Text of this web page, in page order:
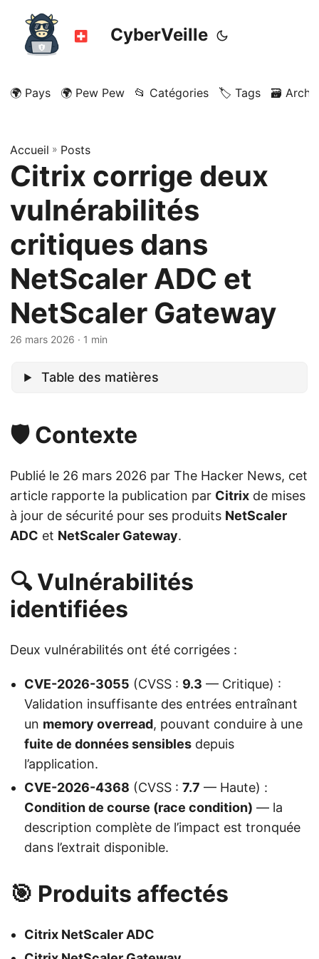
CyberVeille
🌍 Pays 🌍 Pew Pew 📂 Catégories 🏷️ Tags 🗃️
Accueil » Posts
Citrix corrige deux
vulnérabilités
critiques dans
NetScaler ADC et
NetScaler Gateway
26 mars 2026 · 1 min
Table des matières
🛡️ Contexte
Publié le 26 mars 2026 par The Hacker News, cet
article rapporte la publication par Citrix de mises
à jour de sécurité pour ses produits NetScaler
ADC et NetScaler Gateway.
🔍 Vulnérabilités
identifiées
Deux vulnérabilités ont été corrigées :
CVE-2026-3055 (CVSS : 9.3 — Critique) :
Validation insuffisante des entrées entraînant
un memory overread, pouvant conduire à une
fuite de données sensibles depuis
l’application.
CVE-2026-4368 (CVSS : 7.7 — Haute) :
Condition de course (race condition) — la
description complète de l’impact est tronquée
dans l’extrait disponible.
🎯 Produits affectés
Citrix NetScaler ADC